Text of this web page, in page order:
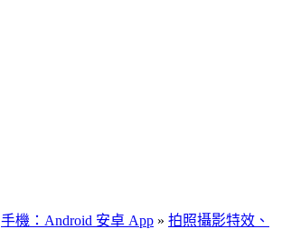
手機：Android 安卓 App » 拍照攝影特效、